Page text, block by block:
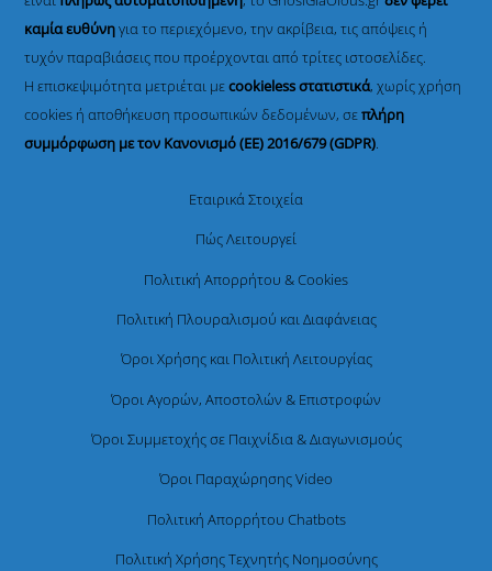
καμία ευθύνηγια το περιεχόμενο, την ακρίβεια, τις απόψεις ή
τυχόν παραβιάσεις που προέρχονται από τρίτες ιστοσελίδες.
Η επισκεψιμότητα μετριέται μεcookieless στατιστικά, χωρίς χρήση
cookies ή αποθήκευση προσωπικών δεδομένων, σεπλήρη
συμμόρφωση με τον Κανονισμό (ΕΕ) 2016/679 (GDPR).
Εταιρικά Στοιχεία
Πώς Λειτουργεί
Πολιτική Απορρήτου & Cookies
Πολιτική Πλουραλισμού και Διαφάνειας
Όροι Χρήσης και Πολιτική Λειτουργίας
Όροι Αγορών, Αποστολών & Επιστροφών
Όροι Συμμετοχής σε Παιχνίδια & Διαγωνισμούς
Όροι Παραχώρησης Video
Πολιτική Απορρήτου Chatbots
Πολιτική Χρήσης Τεχνητής Νοημοσύνης